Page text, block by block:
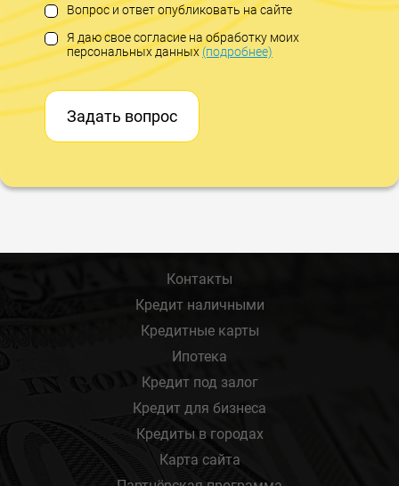
Вопрос и ответ опубликовать на сайте
Я даю свое согласие на обработку моих
персональных данных(подробнее)
Задать вопрос
Контакты
Кредит наличными
Кредитные карты
Ипотека
Кредит под залог
Кредит для бизнеса
Кредиты в городах
Карта сайта